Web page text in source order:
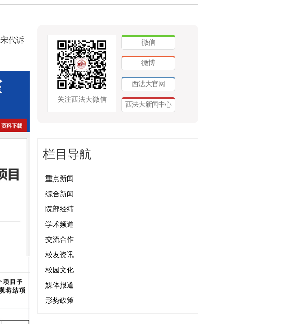
代诉
关注西法大微信
微信
微博
西法大官网
西法大新闻中心
栏目导航
重点新闻
综合新闻
院部经纬
学术频道
交流合作
校友资讯
校园文化
媒体报道
形势政策